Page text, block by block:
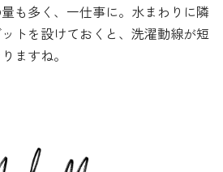
も多く、一仕事に。 水まわりに隣
トを設けておくと、洗濯動線が短
ますね。